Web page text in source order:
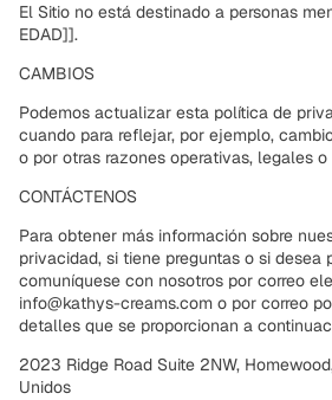
El Sitio no está destinado a personas
EDAD]].
CAMBIOS
Podemos actualizar esta política de
cuando para reflejar, por ejemplo,
o por otras razones operativas, legales
CONTÁCTENOS
Para obtener más información sobre
privacidad, si tiene preguntas o si desea
comuníquese con nosotros por correo
info@kathys-creams.com o por correo
detalles que se proporcionan a
2023 Ridge Road Suite 2NW,
Unidos